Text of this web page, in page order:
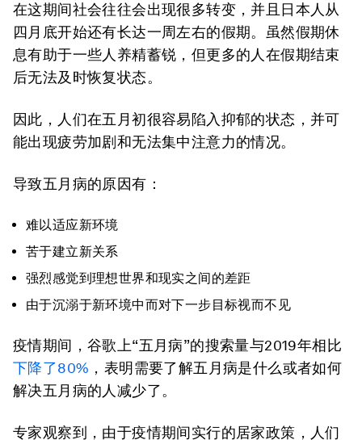
在这期间社会往往会出现很多转变，并且日本人从
四月底开始还有长达一周左右的假期。虽然假期休
息有助于一些人养精蓄锐，但更多的人在假期结束
后无法及时恢复状态。
因此，人们在五月初很容易陷入抑郁的状态，并可
能出现疲劳加剧和无法集中注意力的情况。
导致五月病的原因有：
难以适应新环境
苦于建立新关系
强烈感觉到理想世界和现实之间的差距
由于沉溺于新环境中而对下一步目标视而不见
疫情期间，谷歌上“五月病”的搜索量与2019年相比
下降了80% ，表明需要了解五月病是什么或者如何
解决五月病的人减少了。
专家观察到，由于疫情期间实行的居家政策，人们